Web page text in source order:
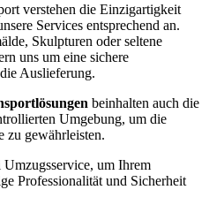
verstehen die Einzigartigkeit
Services entsprechend an.
Skulpturen oder seltene
uns um eine sichere
Auslieferung.
beinhalten auch die
Umgebung, um die
zu gewährleisten.
um Ihrem
Professionalität und Sicherheit